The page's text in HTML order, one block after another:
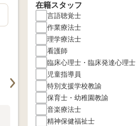
在籍スタッフ
言語聴覚士
作業療法士
理学療法士
看護師
臨床心理士・臨床発達心理士
児童指導員
特別支援学校教諭
保育士・幼稚園教諭
音楽療法士
精神保健福祉士